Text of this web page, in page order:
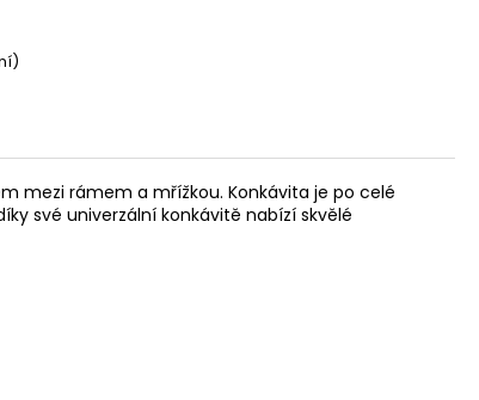
mezi rámem a mřížkou. Konkávita je po celé
své univerzální konkávitě nabízí skvělé